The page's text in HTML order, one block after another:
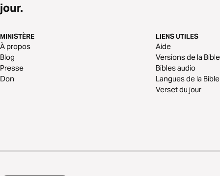
jour.
MINISTÈRE
À propos
Blog
Presse
Don
LIENS UTILES
Aide
Versions de la Bible
Bibles audio
Langues de la Bible
Verset du jour